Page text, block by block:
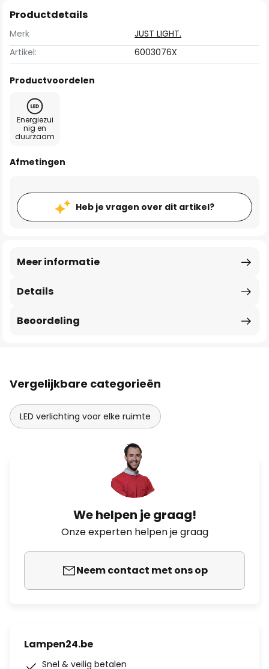
Productdetails
Merk
JUST LIGHT.
Artikel:
6003076X
Productvoordelen
Energiezui
nig en
duurzaam
Afmetingen
Heb je vragen over dit artikel?
Details
Meer informatie
Beoordeling
Vergelijkbare categorieën
LED verlichting voor elke ruimte
We helpen je graag!
Onze experten helpen je graag
Neem contact met ons op
Lampen24.be
Snel & veilig betalen